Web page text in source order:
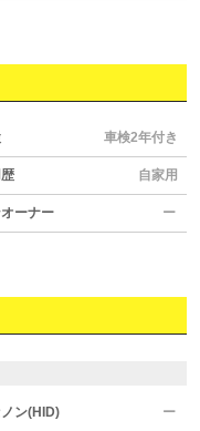
車検2年付き
自家用
ーナー ー
ン(HID) ー